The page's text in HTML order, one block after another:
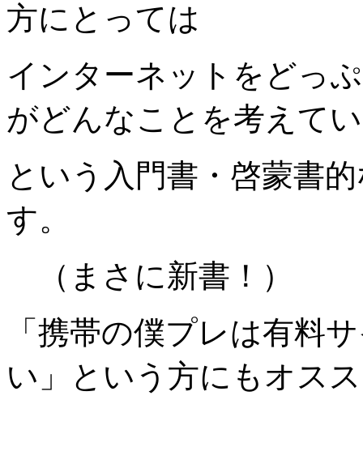
方にとっては
インターネットをどっ
がどんなことを考えて
という入門書・啓蒙書
す。
（まさに新書！）
「携帯の僕プレは有料
い」という方にもオス